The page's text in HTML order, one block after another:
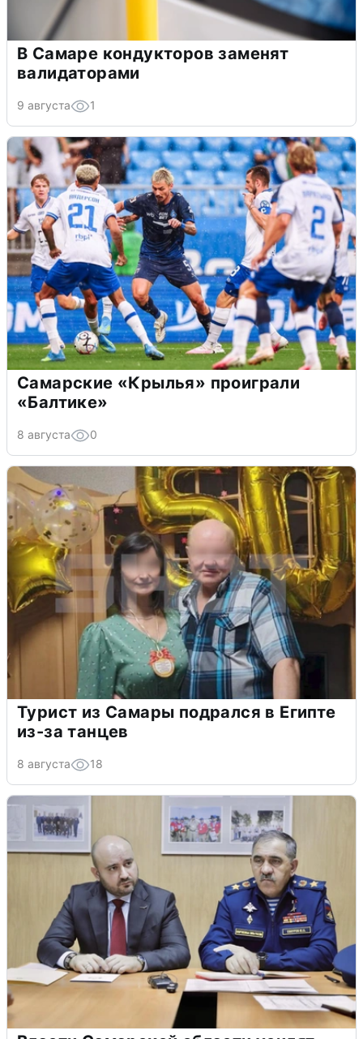
В Самаре кондукторов заменят
валидаторами
9 августа 1
Самарские «Крылья» проиграли
«Балтике»
8 августа 0
Турист из Самары подрался в Египте
из-за танцев
8 августа 18